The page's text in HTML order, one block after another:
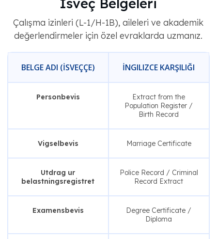
İsveç Belgeleri
Çalışma izinleri (L-1/H-1B), aileleri ve akademik
değerlendirmeler için özel evraklarda uzmanız.
BELGE ADI (İSVEÇÇE) İNGILIZCE KARŞILIĞI
Personbevis
Extract from the
Population Register /
Birth Record
Vigselbevis Marriage Certificate
Utdrag ur
belastningsregistret
Police Record / Criminal
Record Extract
Examensbevis
Degree Certificate /
Diploma